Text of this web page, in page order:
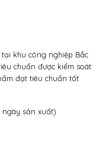
khu công nghiệp Bắc
chuẩn được kiểm soát
đạt tiêu chuẩn tốt
ngày sản xuất)